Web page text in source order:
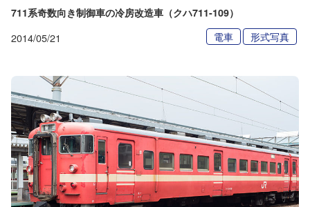
711系奇数向き制御車の冷房改造車（クハ711-109）
2014/05/21 電車 形式写真